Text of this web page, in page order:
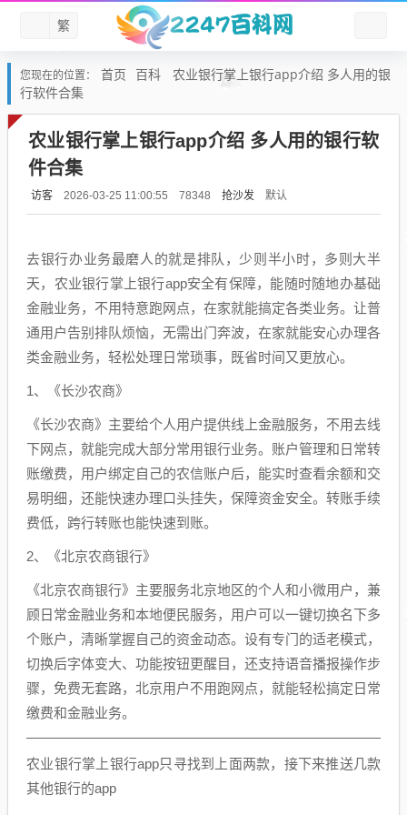
繁
您现在的位置： 首页 百科
农业银行掌上银行app介绍 多人用的银
行软件合集
农业银行掌上银行app介绍 多人用的银行软
件合集
访客 2026-03-25 11:00:55 78348 抢沙发 默认
去银行办业务最磨人的就是排队，少则半小时，多则大半
天，农业银行掌上银行app安全有保障，能随时随地办基础
金融业务，不用特意跑网点，在家就能搞定各类业务。让普
通用户告别排队烦恼，无需出门奔波，在家就能安心办理各
类金融业务，轻松处理日常琐事，既省时间又更放心。
1、《长沙农商》
《长沙农商》主要给个人用户提供线上金融服务，不用去线
下网点，就能完成大部分常用银行业务。账户管理和日常转
账缴费，用户绑定自己的农信账户后，能实时查看余额和交
易明细，还能快速办理口头挂失，保障资金安全。转账手续
费低，跨行转账也能快速到账。
2、《北京农商银行》
《北京农商银行》主要服务北京地区的个人和小微用户，兼
顾日常金融业务和本地便民服务，用户可以一键切换名下多
个账户，清晰掌握自己的资金动态。设有专门的适老模式，
切换后字体变大、功能按钮更醒目，还支持语音播报操作步
骤，免费无套路，北京用户不用跑网点，就能轻松搞定日常
缴费和金融业务。
农业银行掌上银行app只寻找到上面两款，接下来推送几款
其他银行的app